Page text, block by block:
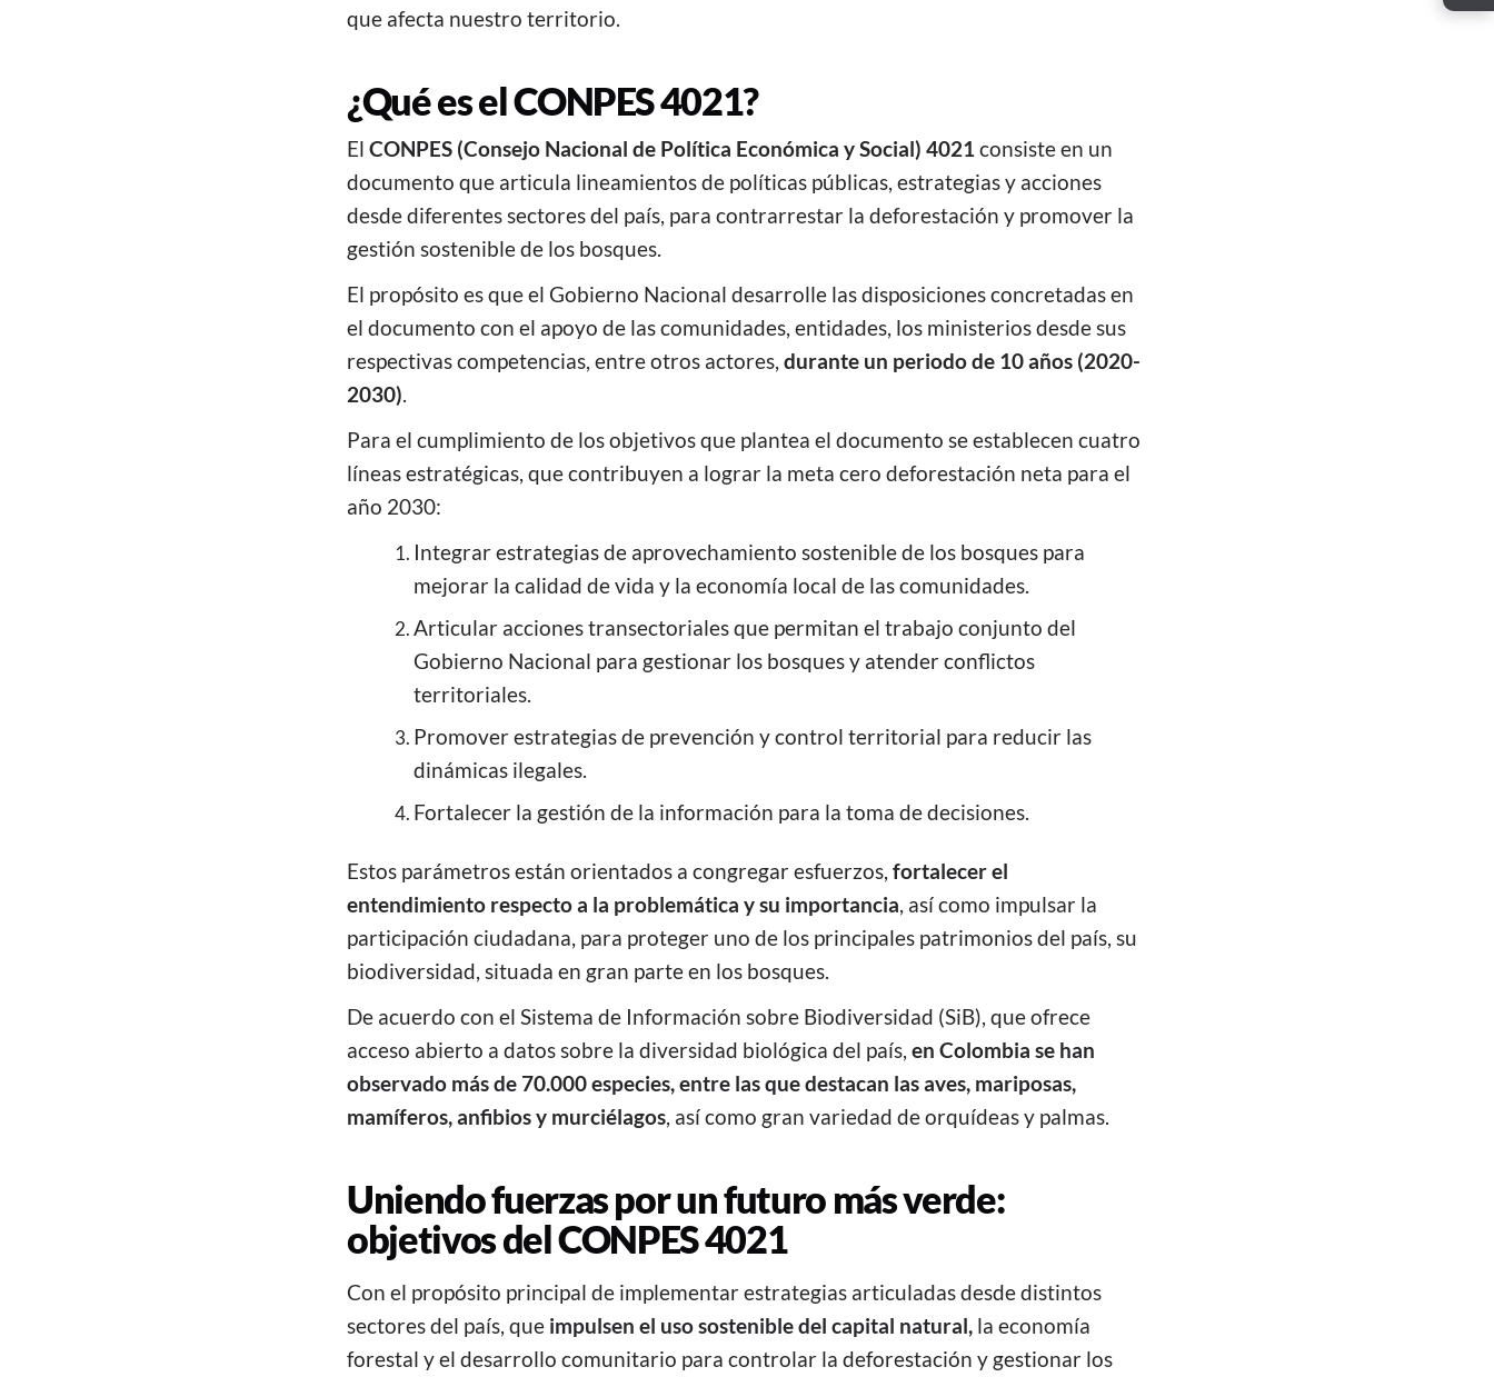
que afecta nuestro territorio.
¿Qué es el CONPES 4021?
El CONPES (Consejo Nacional de Política Económica y Social) 4021consiste en un
documento que articula lineamientos de políticas públicas, estrategias y acciones
desde diferentes sectores del país, para contrarrestar la deforestación y promover la
gestión sostenible de los bosques.
El propósito es que el Gobierno Nacional desarrolle las disposiciones concretadas en
el documento con el apoyo de las comunidades, entidades, los ministerios desde sus
respectivas competencias, entre otros actores, durante un periodo de 10 años (2020-
2030).
Para el cumplimiento de los objetivos que plantea el documento se establecen cuatro
líneas estratégicas, que contribuyen a lograr la meta cero deforestación neta para el
año 2030:
Integrar estrategias de aprovechamiento sostenible de los bosques para
mejorar la calidad de vida y la economía local de las comunidades.
Articular acciones transectoriales que permitan el trabajo conjunto del
Gobierno Nacional para gestionar los bosques y atender conflictos
territoriales.
Promover estrategias de prevención y control territorial para reducir las
dinámicas ilegales.
Fortalecer la gestión de la información para la toma de decisiones.
Estos parámetros están orientados a congregar esfuerzos, fortalecer el
entendimiento respecto a la problemática y su importancia, así como impulsar la
participación ciudadana, para proteger uno de los principales patrimonios del país, su
biodiversidad, situada en gran parte en los bosques.
De acuerdo con el Sistema de Información sobre Biodiversidad (SiB), que ofrece
acceso abierto a datos sobre la diversidad biológica del país, en Colombia se han
observado más de 70.000 especies, entre las que destacan las aves, mariposas,
mamíferos, anfibios y murciélagos, así como gran variedad de orquídeas y palmas.
Uniendo fuerzas por un futuro más verde:
objetivos del CONPES 4021
Con el propósito principal de implementar estrategias articuladas desde distintos
sectores del país, que impulsen el uso sostenible del capital natural, la economía
forestal y el desarrollo comunitario para controlar la deforestación y gestionar los